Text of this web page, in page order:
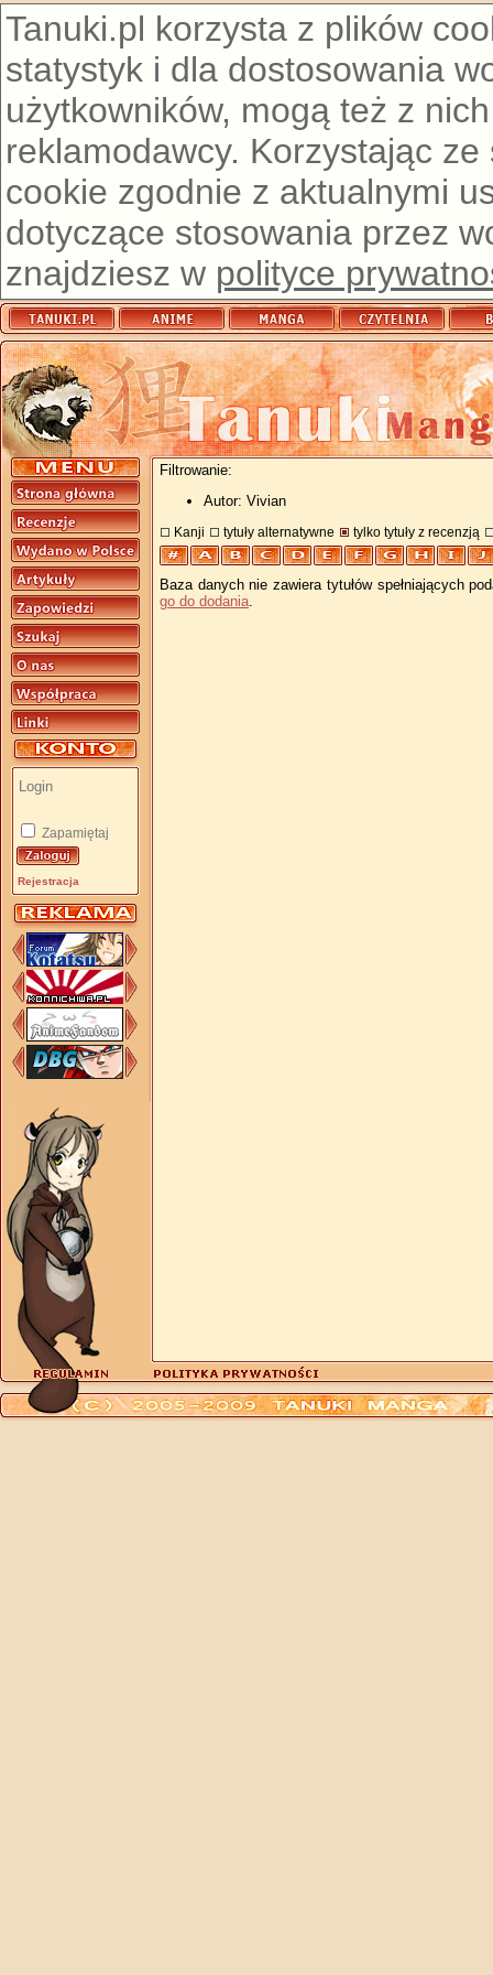
Tanuki.pl korzysta z plików
statystyk i dla dostosowania
użytkowników, mogą też z
reklamodawcy. Korzystając
cookie zgodnie z aktualnymi
dotyczące stosowania przez
znajdziesz w polityce
Zapamiętaj
Rejestracja
Filtrowanie:
Autor: Vivian
Kanji tytuły alternatywne tylko tytuły z recenzją
Baza danych nie zawiera tytułów spełniających
go do dodania.